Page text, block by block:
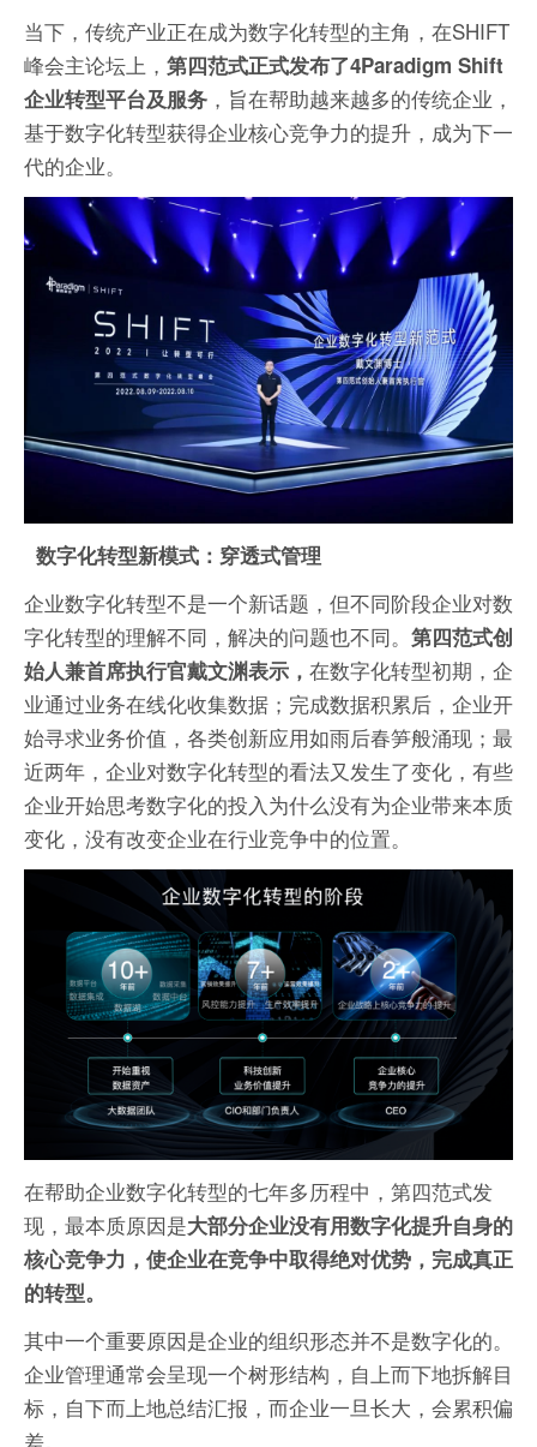
当下，传统产业正在成为数字化转型的主角，在SHIFT
峰会主论坛上， 第四范式正式发布了4Paradigm Shift
企业转型平台及服务 ，旨在帮助越来越多的传统企业，
基于数字化转型获得企业核心竞争力的提升，成为下一
代的企业。
数字化转型新模式：穿透式管理
企业数字化转型不是一个新话题，但不同阶段企业对数
字化转型的理解不同，解决的问题也不同。 第四范式创
始人兼首席执行官戴文渊表示， 在数字化转型初期，企
业通过业务在线化收集数据；完成数据积累后，企业开
始寻求业务价值，各类创新应用如雨后春笋般涌现；最
近两年，企业对数字化转型的看法又发生了变化，有些
企业开始思考数字化的投入为什么没有为企业带来本质
变化，没有改变企业在行业竞争中的位置。
在帮助企业数字化转型的七年多历程中，第四范式发
现，最本质原因是大部分企业没有用数字化提升自身的
核心竞争力，使企业在竞争中取得绝对优势，完成真正
的转型。
其中一个重要原因是企业的组织形态并不是数字化的。
企业管理通常会呈现一个树形结构，自上而下地拆解目
标，自下而上地总结汇报，而企业一旦长大，会累积偏
差。